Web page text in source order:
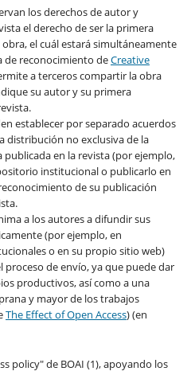
los derechos de autor y
el derecho de ser la primera
el cuál estará simultáneamente
de reconocimiento deCreative
a terceros compartir la obra
su autor y su primera
establecer por separado acuerdos
distribución no exclusiva de la
publicada en la revista (por ejemplo,
institucional o publicarlo en
de su publicación
a los autores a difundir sus
(por ejemplo, en
o en su propio sitio web)
proceso de envío, ya que puede dar
productivos, así como a una
y mayor de los trabajos
The Effect of Open Access) (en
policy" de BOAI (1), apoyando los